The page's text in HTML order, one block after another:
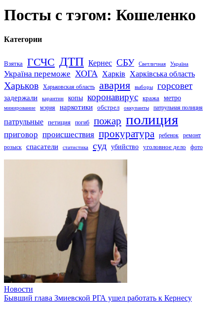
Посты с тэгом: Кошеленко
Категории
Взятка ГСЧС ДТП Кернес СБУ Светличная Україна
Україна переможе ХОГА Харків Харківська область
Харьков Харьковская область авария выборы горсовет
задержали карантин копы коронавирус кража метро
минирование мэрия наркотики обстрел оккупанты патрульная полиция
патрульные петиция погиб пожар полиция
приговор происшествия прокуратура ребенок
ремонт
розыск
спасатели статистика суд убийство уголовное дело фото
Новости
Бывший глава Змиевской РГА ушел работать к Кернесу